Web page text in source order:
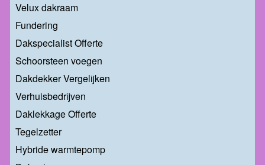
Velux dakraam
Fundering
Dakspecialist Offerte
Schoorsteen voegen
Dakdekker Vergelijken
Verhuisbedrijven
Daklekkage Offerte
Tegelzetter
Hybride warmtepomp